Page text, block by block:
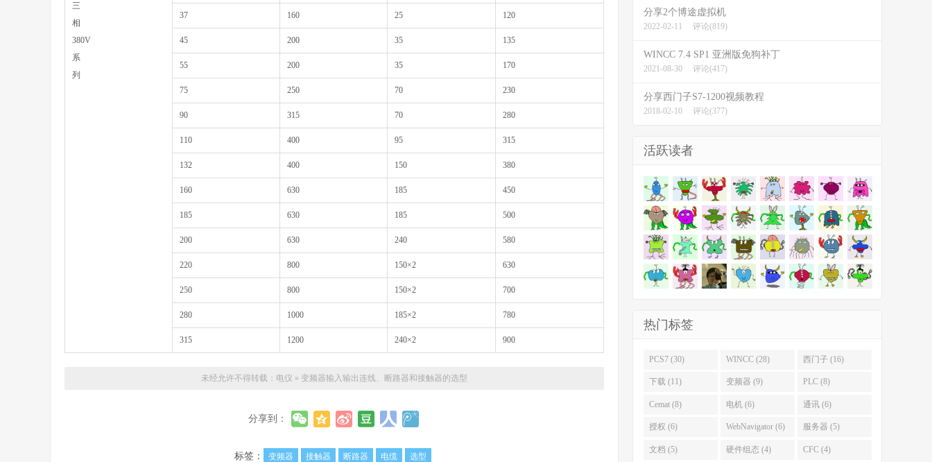
三
相
380V
系
列
37 160 25 120
45 200 35 135
55 200 35 170
75 250 70 230
90 315 70 280
110 400 95 315
132 400 150 380
160 630 185 450
185 630 185 500
200 630 240 580
220 800 150×2 630
250 800 150×2 700
280 1000 185×2 780
315 1200 240×2 900
未经允许不得转载： 电仪 » 变频器输入输出连线、断路器和接触器的选型
分享到：
标签： 变频器 接触器 断路器 电缆 选型
分享2个博途虚拟机
2022-02-11 评论(819)
WINCC 7.4 SP1 亚洲版免狗补丁
2021-08-30 评论(417)
分享西门子S7-1200视频教程
2018-02-10 评论(377)
活跃读者
热门标签
PCS7 (30) WINCC (28) 西门子 (16)
下载 (11) 变频器 (9) PLC (8)
Cemat (8) 电机 (6) 通讯 (6)
授权 (6) WebNavigator (6) 服务器 (5)
文档 (5) 硬件组态 (4) CFC (4)